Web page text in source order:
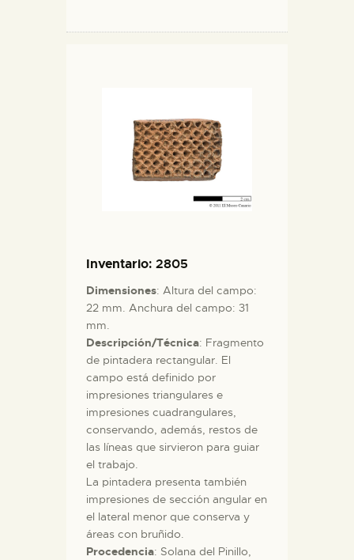
Inventario: 2805
Dimensiones: Altura del campo:
22 mm. Anchura del campo: 31
mm.
Descripción/Técnica: Fragmento
de pintadera rectangular. El
campo está definido por
impresiones triangulares e
impresiones cuadrangulares,
conservando, además, restos de
las líneas que sirvieron para guiar
el trabajo.
La pintadera presenta también
impresiones de sección angular en
el lateral menor que conserva y
áreas con bruñido.
Procedencia: Solana del Pinillo,